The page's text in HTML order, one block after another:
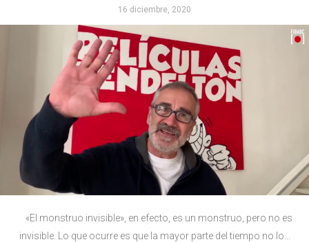
16 diciembre, 2020
«El monstruo invisible», en efecto, es un monstruo, pero no es
invisible. Lo que ocurre es que la mayor parte del tiempo no lo...